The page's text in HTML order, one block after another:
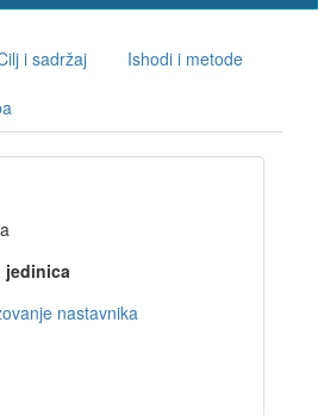
i sadržaj Ishodi i metode
jedinica
nastavnika